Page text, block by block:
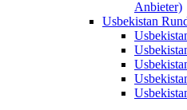
Anbieter)
Usbekistan